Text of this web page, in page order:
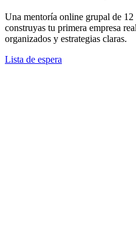
Una mentoría online grupal de 12
construyas tu primera empresa
organizados y estrategias claras.
Lista de espera